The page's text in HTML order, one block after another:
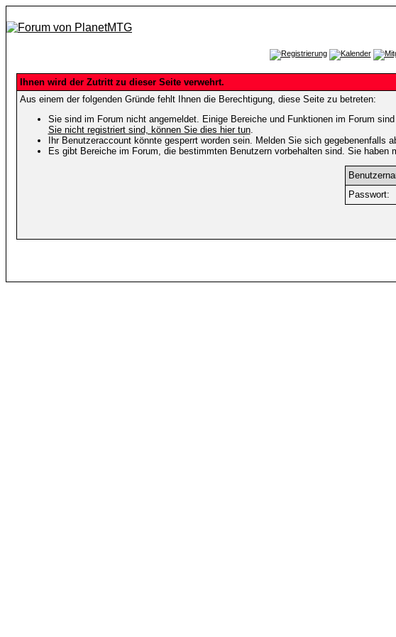
Ihnen wird der Zutritt zu dieser Seite verwehrt.
Aus einem der folgenden Gründe fehlt Ihnen die Berechtigung, diese Seite zu betreten:
Sie sind im Forum nicht angemeldet. Einige Bereiche und Funktionen im Forum
Sie nicht registriert sind, können Sie dies hier tun.
Ihr Benutzeraccount könnte gesperrt worden sein. Melden Sie sich gegebenenfalls
Es gibt Bereiche im Forum, die bestimmten Benutzern vorbehalten sind. Sie
Passwort: